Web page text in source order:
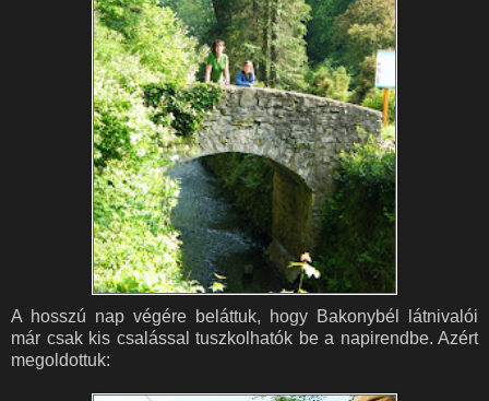
A hosszú nap végére beláttuk, hogy Bakonybél látnivalói
már csak kis csalással tuszkolhatók be a napirendbe. Azért
megoldottuk: